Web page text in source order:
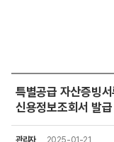
특별공급 자산증빙
신용정보조회서 발급
관리자 2025-01-21